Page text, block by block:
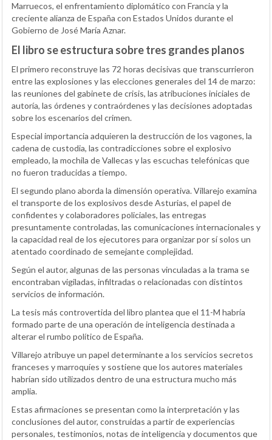
Marruecos, el enfrentamiento diplomático con Francia y la
creciente alianza de España con Estados Unidos durante el
Gobierno de José María Aznar.
El libro se estructura sobre tres grandes planos
El primero reconstruye las 72 horas decisivas que transcurrieron
entre las explosiones y las elecciones generales del 14 de marzo:
las reuniones del gabinete de crisis, las atribuciones iniciales de
autoría, las órdenes y contraórdenes y las decisiones adoptadas
sobre los escenarios del crimen.
Especial importancia adquieren la destrucción de los vagones, la
cadena de custodia, las contradicciones sobre el explosivo
empleado, la mochila de Vallecas y las escuchas telefónicas que
no fueron traducidas a tiempo.
El segundo plano aborda la dimensión operativa. Villarejo examina
el transporte de los explosivos desde Asturias, el papel de
confidentes y colaboradores policiales, las entregas
presuntamente controladas, las comunicaciones internacionales y
la capacidad real de los ejecutores para organizar por sí solos un
atentado coordinado de semejante complejidad.
Según el autor, algunas de las personas vinculadas a la trama se
encontraban vigiladas, infiltradas o relacionadas con distintos
servicios de información.
La tesis más controvertida del libro plantea que el 11-M habría
formado parte de una operación de inteligencia destinada a
alterar el rumbo político de España.
Villarejo atribuye un papel determinante a los servicios secretos
franceses y marroquíes y sostiene que los autores materiales
habrían sido utilizados dentro de una estructura mucho más
amplia.
Estas afirmaciones se presentan como la interpretación y las
conclusiones del autor, construidas a partir de experiencias
personales, testimonios, notas de inteligencia y documentos que